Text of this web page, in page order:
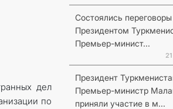
дел
по
Состоялись
Президентом
Премьер-минист...
Президент
Премьер-министр
приняли участие в м...